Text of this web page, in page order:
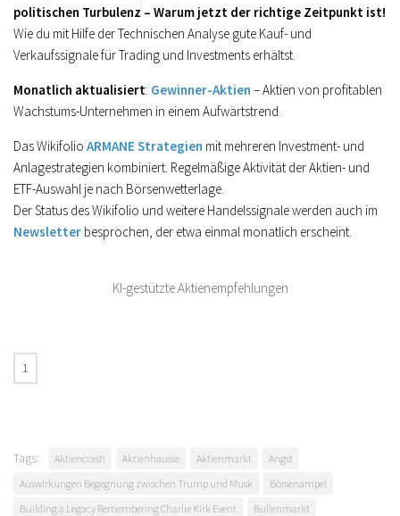
politischen Turbulenz – Warum jetzt der richtige Zeitpunkt ist!
Wie du mit Hilfe der Technischen Analyse gute Kauf- und
Verkaufssignale für Trading und Investments erhältst.
Monatlich aktualisiert: Gewinner-Aktien – Aktien von profitablen
Wachstums-Unternehmen in einem Aufwärtstrend.
Das Wikifolio ARMANE Strategien mit mehreren Investment- und
Anlagestrategien kombiniert. Regelmäßige Aktivität der Aktien- und
ETF-Auswahl je nach Börsenwetterlage.
Der Status des Wikifolio und weitere Handelssignale werden auch im
Newsletter besprochen, der etwa einmal monatlich erscheint.
KI-gestützte Aktienempfehlungen
Tags: Aktiencrash Aktienhausse Aktienmarkt
Angst
Auswirkungen Begegnung zwischen Trump und Musk
Börsenampel
Building a Legacy Remembering Charlie Kirk Event
Bullenmarkt